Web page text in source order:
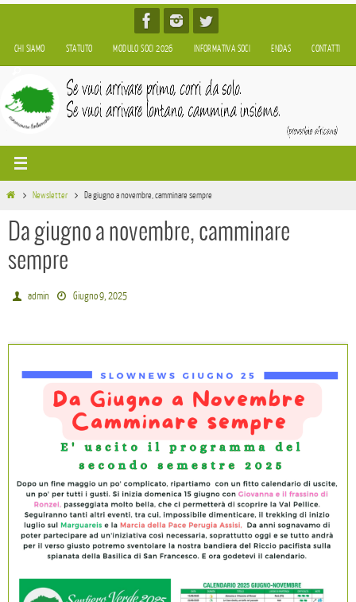
contenuto
CHI SIAMO STATUTO MODULO SOCI 2026 INFORMATIVA SOCI ENDAS CONTATTI
HomeNewsletter Da giugno a novembre, camminare sempre
Da giugno a novembre, camminare
sempre
admin Giugno 9, 2025